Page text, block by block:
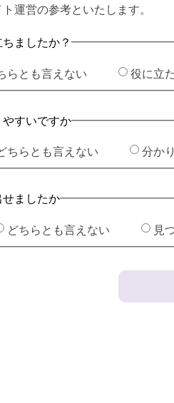
運営の参考といたします。
ましたか？
らとも言えない 役に立
すいですか
ちらとも言えない 分か
ましたか
どちらとも言えない 見